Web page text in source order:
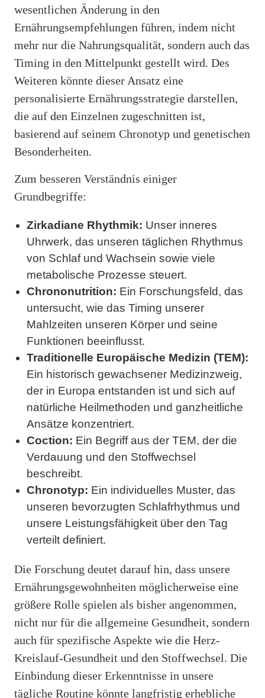
wesentlichen Änderung in den
Ernährungsempfehlungen führen, indem nicht
mehr nur die Nahrungsqualität, sondern auch das
Timing in den Mittelpunkt gestellt wird. Des
Weiteren könnte dieser Ansatz eine
personalisierte Ernährungsstrategie darstellen,
die auf den Einzelnen zugeschnitten ist,
basierend auf seinem Chronotyp und genetischen
Besonderheiten.
Zum besseren Verständnis einiger
Grundbegriffe:
Zirkadiane Rhythmik: Unser inneres
Uhrwerk, das unseren täglichen Rhythmus
von Schlaf und Wachsein sowie viele
metabolische Prozesse steuert.
Chrononutrition: Ein Forschungsfeld, das
untersucht, wie das Timing unserer
Mahlzeiten unseren Körper und seine
Funktionen beeinflusst.
Traditionelle Europäische Medizin (TEM):
Ein historisch gewachsener Medizinzweig,
der in Europa entstanden ist und sich auf
natürliche Heilmethoden und ganzheitliche
Ansätze konzentriert.
Coction: Ein Begriff aus der TEM, der die
Verdauung und den Stoffwechsel
beschreibt.
Chronotyp: Ein individuelles Muster, das
unseren bevorzugten Schlafrhythmus und
unsere Leistungsfähigkeit über den Tag
verteilt definiert.
Die Forschung deutet darauf hin, dass unsere
Ernährungsgewohnheiten möglicherweise eine
größere Rolle spielen als bisher angenommen,
nicht nur für die allgemeine Gesundheit, sondern
auch für spezifische Aspekte wie die Herz-
Kreislauf-Gesundheit und den Stoffwechsel. Die
Einbindung dieser Erkenntnisse in unsere
tägliche Routine könnte langfristig erhebliche